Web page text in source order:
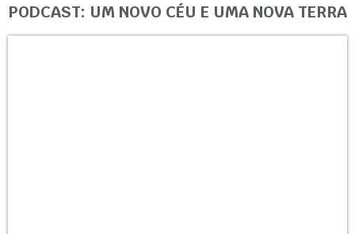
PODCAST: UM NOVO CÉU E UMA NOVA TERRA